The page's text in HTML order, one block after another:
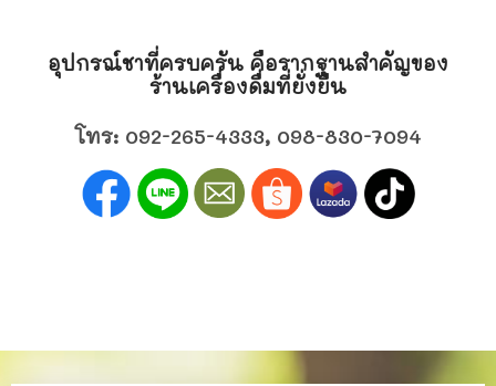
อุปกรณ์ชาที่ครบครัน คือรากฐานสำคัญของ
ร้านเครื่องดื่มที่ยั่งยืน
โทร: 092-265-4333, 098-830-7094